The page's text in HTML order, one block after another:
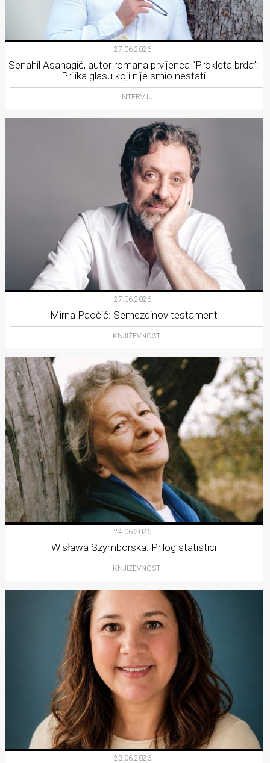
27.06.2026.
Senahil Asanagić, autor romana prvijenca “Prokleta brda”:
Prilika glasu koji nije smio nestati
INTERVJU
27.06.2026.
Mirna Paočić: Semezdinov testament
KNJIŽEVNOST
24.06.2026.
Wisława Szymborska: Prilog statistici
KNJIŽEVNOST
23.06.2026.